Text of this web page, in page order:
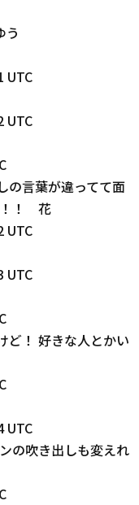
う
UTC
UTC
の言葉が違ってて面
！！ 花
UTC
UTC
ど！ 好きな人とかい
UTC
の吹き出しも変えれ